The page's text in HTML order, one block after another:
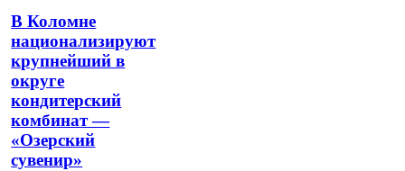
В Коломне
национализируют
крупнейший в
округе
кондитерский
комбинат —
«Озерский
сувенир»